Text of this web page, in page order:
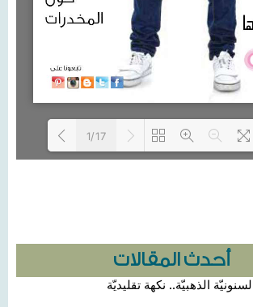
أحدث المقالات
الذهبيّة.. نكهة تقليديّة
1/17